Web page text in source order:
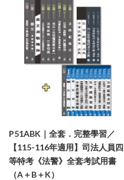
P51ABK｜全套．完整學習／
【115-116年適用】司法人員四
等特考《法警》全套考試用書
（A＋B＋K）